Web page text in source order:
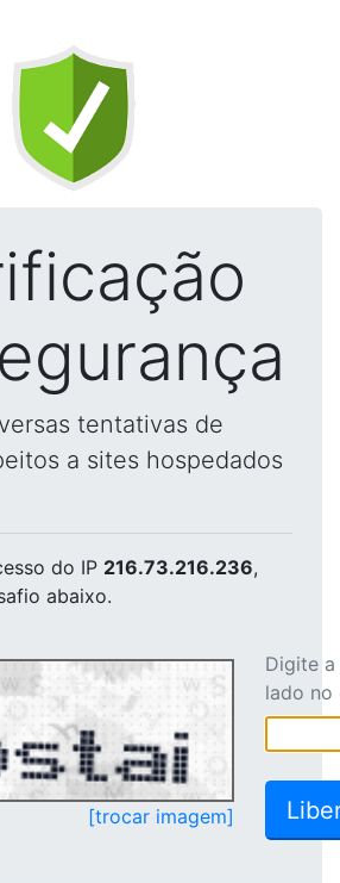
tentativas de
a sites hospedados
do IP 216.73.216.236,
abaixo.
[trocar imagem]
Digite
lado no